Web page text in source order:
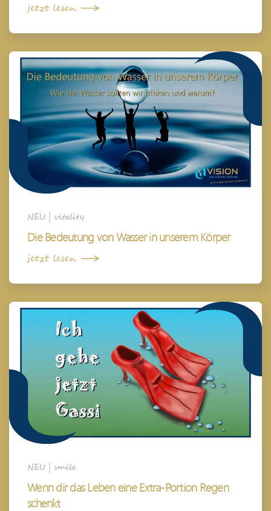
jetzt lesen
NEU vitality
Die Bedeutung von Wasser in unserem Körper
jetzt lesen
NEU smile
Wenn dir das Leben eine Extra-Portion Regen
schenkt